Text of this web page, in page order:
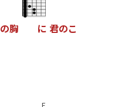
の胸 に 君のこ
F